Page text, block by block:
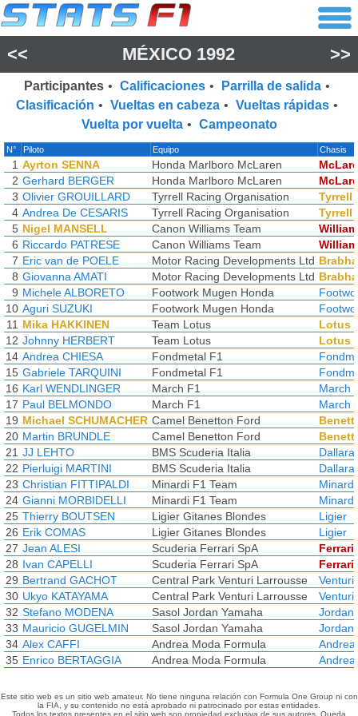
<< MÉXICO 1992 >>
Participantes • Calificaciones • Parrilla de salida •
Clasificación • Vueltas en cabeza • Vueltas rápidas •
Vuelta por vuelta • Campeonato
N° Piloto Equipo Chasis
1 Ayrton SENNA Honda Marlboro McLaren
2 Gerhard BERGER Honda Marlboro McLaren
3 Olivier GROUILLARD Tyrrell Racing Organisation
Tyrrell
4 Andrea De CESARIS Tyrrell Racing Organisation
Tyrrell
5 Nigel MANSELL Canon Williams Team
6 Riccardo PATRESE Canon Williams Team
7 Eric van de POELE Motor Racing Developments Ltd
8 Giovanna AMATI Motor Racing Developments Ltd
9 Michele ALBORETO Footwork Mugen Honda
10 Aguri SUZUKI Footwork Mugen Honda
11 Mika HAKKINEN Team Lotus
Lotus
12 Johnny HERBERT Team Lotus
Lotus
14 Andrea CHIESA Fondmetal F1
15 Gabriele TARQUINI Fondmetal F1
16 Karl WENDLINGER March F1
March
17 Paul BELMONDO March F1
March
19 Michael SCHUMACHER Camel Benetton Ford
20 Martin BRUNDLE Camel Benetton Ford
21 JJ LEHTO BMS Scuderia Italia
Dallara
22 Pierluigi MARTINI BMS Scuderia Italia
Dallara
23 Christian FITTIPALDI Minardi F1 Team
Minardi
24 Gianni MORBIDELLI Minardi F1 Team
Minardi
25 Thierry BOUTSEN Ligier Gitanes Blondes
Ligier
26 Erik COMAS Ligier Gitanes Blondes
Ligier
27 Jean ALESI Scuderia Ferrari SpA
Ferrari
28 Ivan CAPELLI Scuderia Ferrari SpA
Ferrari
29 Bertrand GACHOT Central Park Venturi Larrousse
Venturi
30 Ukyo KATAYAMA Central Park Venturi Larrousse
Venturi
32 Stefano MODENA Sasol Jordan Yamaha
Jordan
33 Mauricio GUGELMIN Sasol Jordan Yamaha
Jordan
34 Alex CAFFI Andrea Moda Formula
35 Enrico BERTAGGIA Andrea Moda Formula
Este sitio web es un sitio web amateur. No tiene ninguna relación con Formula One Group ni con
la FIA, y su contenido no está aprobado ni patrocinado por estas entidades.
Todos los textos presentes en el sitio web son propiedad exclusiva de sus autores. Queda